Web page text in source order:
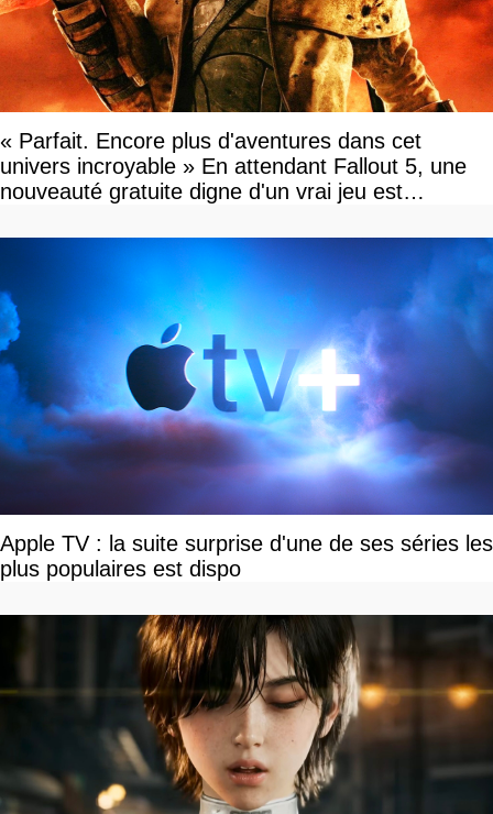
« Parfait. Encore plus d'aventures dans cet
univers incroyable » En attendant Fallout 5, une
nouveauté gratuite digne d'un vrai jeu est
Apple TV : la suite surprise d'une de ses séries les
plus populaires est dispo